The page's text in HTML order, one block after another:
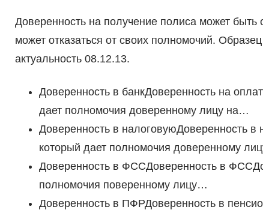
Доверенность на получение полиса может
может отказаться от своих полномочий.
актуальность 08.12.13.
Доверенность в банкДоверенность на
дает полномочия доверенному лицу на…
Доверенность в налоговуюДоверенность в
который дает полномочия доверенному
Доверенность в ФССДоверенность в
полномочия поверенному лицу…
Доверенность в ПФРДоверенность в